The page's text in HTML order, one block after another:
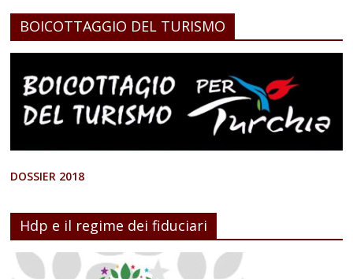
BOICOTTAGGIO DEL TURISMO
DOSSIER 2018
Hdp e il regime dei fiduciari